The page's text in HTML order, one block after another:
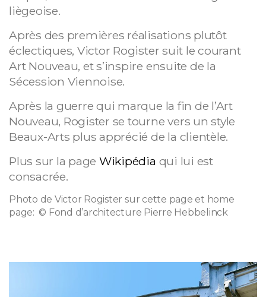
liègeoise.
Après des premières réalisations plutôt
éclectiques, Victor Rogister suit le courant
Art Nouveau, et s’inspire ensuite de la
Sécession Viennoise.
Après la guerre qui marque la fin de l’Art
Nouveau, Rogister se tourne vers un style
Beaux-Arts plus apprécié de la clientèle.
Plus sur la page Wikipédia qui lui est
consacrée.
Photo de Victor Rogister sur cette page et home
page: © Fond d’architecture Pierre Hebbelinck